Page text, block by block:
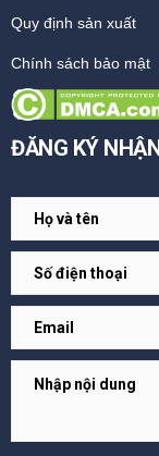
Quy định sản xuất
Chính sách bảo mật
ĐĂNG KÝ